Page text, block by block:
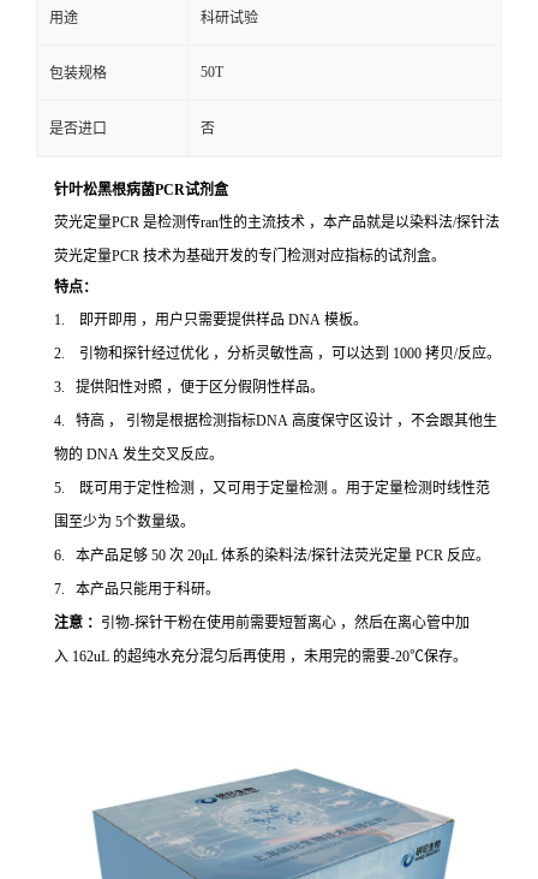
用途 科研试验
包装规格 50T
是否进口 否
针叶松黑根病菌PCR试剂盒
荧光定量PCR 是检测传ran性的主流技术 ，本产品就是以染料法/探针法
荧光定量PCR 技术为基础开发的专门检测对应指标的试剂盒。
特点：
1. 即开即用 ，用户只需要提供样品 DNA 模板。
2. 引物和探针经过优化 ，分析灵敏性高 ，可以达到 1000 拷贝/反应。
3. 提供阳性对照 ，便于区分假阴性样品。
4. 特高 ， 引物是根据检测指标DNA 高度保守区设计 ，不会跟其他生
物的 DNA 发生交叉反应。
5. 既可用于定性检测 ，又可用于定量检测 。用于定量检测时线性范
围至少为 5个数量级。
6. 本产品足够 50 次 20μL 体系的染料法/探针法荧光定量 PCR 反应。
7. 本产品只能用于科研。
注意 ： 引物-探针干粉在使用前需要短暂离心 ，然后在离心管中加
入 162uL 的超纯水充分混匀后再使用 ，未用完的需要-20℃保存。